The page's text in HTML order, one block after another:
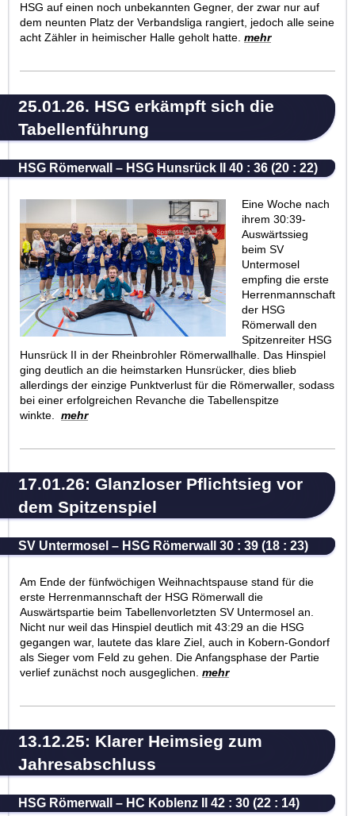
HSG auf einen noch unbekannten Gegner, der zwar nur auf
dem neunten Platz der Verbandsliga rangiert, jedoch alle seine
acht Zähler in heimischer Halle geholt hatte. mehr
25.01.26. HSG erkämpft sich die
Tabellenführung
HSG Römerwall – HSG Hunsrück II 40 : 36 (20 : 22)
Eine Woche nach
ihrem 30:39-
Auswärtssieg
beim SV
Untermosel
empfing die erste
Herrenmannschaft
der HSG
Römerwall den
Spitzenreiter HSG
Hunsrück II in der Rheinbrohler Römerwallhalle. Das Hinspiel
ging deutlich an die heimstarken Hunsrücker, dies blieb
allerdings der einzige Punktverlust für die Römerwaller, sodass
bei einer erfolgreichen Revanche die Tabellenspitze
winkte. mehr
17.01.26: Glanzloser Pflichtsieg vor
dem Spitzenspiel
SV Untermosel – HSG Römerwall 30 : 39 (18 : 23)
Am Ende der fünfwöchigen Weihnachtspause stand für die
erste Herrenmannschaft der HSG Römerwall die
Auswärtspartie beim Tabellenvorletzten SV Untermosel an.
Nicht nur weil das Hinspiel deutlich mit 43:29 an die HSG
gegangen war, lautete das klare Ziel, auch in Kobern-Gondorf
als Sieger vom Feld zu gehen. Die Anfangsphase der Partie
verlief zunächst noch ausgeglichen. mehr
13.12.25: Klarer Heimsieg zum
Jahresabschluss
HSG Römerwall – HC Koblenz II 42 : 30 (22 : 14)